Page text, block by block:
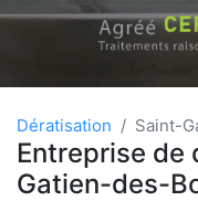
Dératisation Saint-
Entreprise de
Gatien-des-